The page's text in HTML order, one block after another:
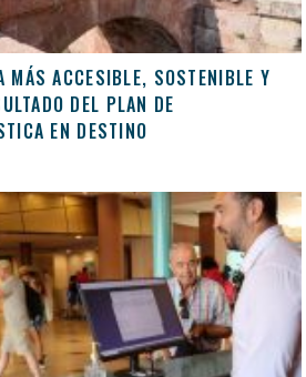
MÁS ACCESIBLE, SOSTENIBLE Y
DEL PLAN DE
EN DESTINO